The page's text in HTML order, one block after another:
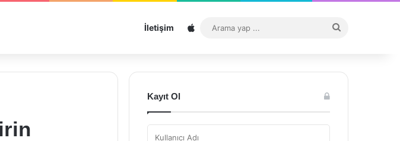
İletişim Sitemap
...
Kayıt Ol